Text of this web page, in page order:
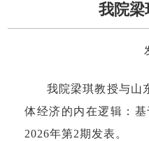
我院梁
我院梁琪教授与山
体经济的内在逻辑：
2026年第2期发表。